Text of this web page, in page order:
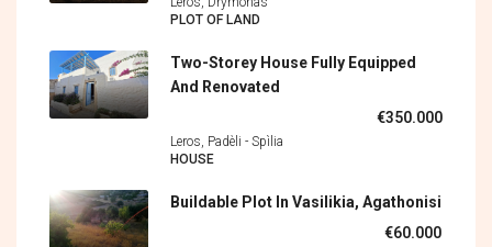
PLOT OF LAND
Two-Storey House Fully Equipped
And Renovated
€350.000
Leros, Padèli - Spìlia
HOUSE
Buildable Plot In Vasilikia, Agathonisi
€60.000